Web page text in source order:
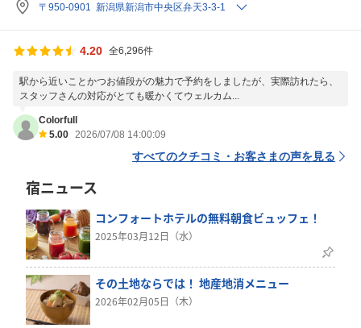
〒950-0901 新潟県新潟市中央区弁天3-3-1
4.20 全6,296件
駅から近いことかつお値段がの魅力で予約をしましたが、実際訪れたら、
スタッフさんの対応がとても暖かくてウェルカム...
Colorfull
5.00 2026/07/08 14:00:09
すべてのクチコミ・お客さまの声を見る
宿ニュース
コンフォートホテルの無料朝食ビュッフェ！
2025年03月12日（水）
その土地ならでは！ 地産地消メニュー
2026年02月05日（木）